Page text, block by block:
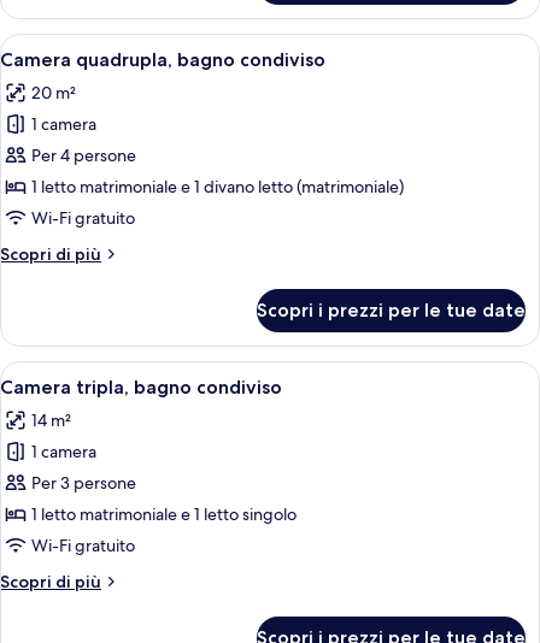
tripla,
bagno
condiviso
Apri
tutte
le
foto
per
Camera
quadrupla,
condiviso
Un letto rifatto con una coperta
4
Camera quadrupla, bagno condiviso
20 m²
1 camera
Per 4 persone
1 letto matrimoniale e 1 divano letto (matrimoniale)
Wi-Fi gratuito
Scopri di più
Altri
quadrupla,
bagno
condiviso
Scopri i prezzi per le tue date
Apri
tutte
le
foto
per
Camera
tripla,
condiviso
Una camera da letto con due letti,
3
Camera tripla, bagno condiviso
14 m²
1 camera
Per 3 persone
1 letto matrimoniale e 1 letto singolo
Wi-Fi gratuito
Scopri di più
Altri
Scopri i prezzi per le tue date